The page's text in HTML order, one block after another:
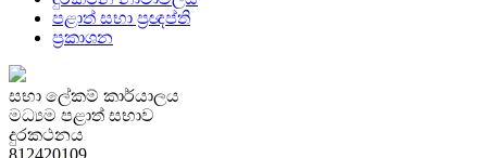
පළාත් සභා ප්‍රඥප්ති
ප්‍රකාශන
සභා ලේකම් කාර්යාලය
මධ්‍යම පළාත් සභාව
දුරකථනය
812420109